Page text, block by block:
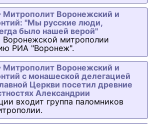
Митрополит Воронежский и
"Мы русские люди,
было нашей верой"
Воронежской митрополии
РИА "Воронеж".
Митрополит Воронежский и
с монашеской делегацией
Церкви посетил древние
Александрии
входит группа паломников